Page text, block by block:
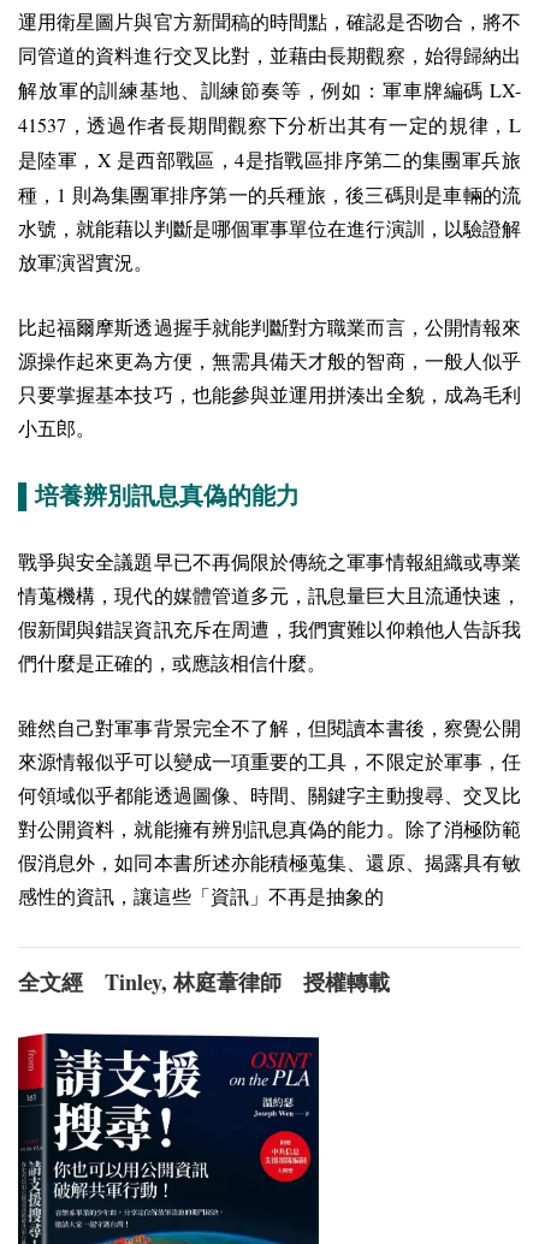
運用衛星圖片與官方新聞稿的時間點，確認是否吻合，將不
同管道的資料進行交叉比對，並藉由長期觀察，始得歸納出
解放軍的訓練基地、訓練節奏等，例如：軍車牌編碼 LX-
41537 ，透過作者長期間觀察下分析出其有一定的規律， L
是陸軍， X 是西部戰區，4是指戰區排序第二的集團軍兵旅
種， 1 則為集團軍排序第一的兵種旅，後三碼則是車輛的流
水號，就能藉以判斷是哪個軍事單位在進行演訓，以驗證解
放軍演習實況。
比起福爾摩斯透過握手就能判斷對方職業而言，公開情報來
源操作起來更為方便，無需具備天才般的智商，一般人似乎
只要掌握基本技巧，也能參與並運用拼湊出全貌，成為毛利
小五郎。
▌培養辨別訊息真偽的能力
戰爭與安全議題早已不再侷限於傳統之軍事情報組織或專業
情蒐機構，現代的媒體管道多元，訊息量巨大且流通快速，
假新聞與錯誤資訊充斥在周遭，我們實難以仰賴他人告訴我
們什麼是正確的，或應該相信什麼。
雖然自己對軍事背景完全不了解，但閱讀本書後，察覺公開
來源情報似乎可以變成一項重要的工具，不限定於軍事，任
何領域似乎都能透過圖像、時間、關鍵字主動搜尋、交叉比
對公開資料，就能擁有辨別訊息真偽的能力。除了消極防範
假消息外，如同本書所述亦能積極蒐集、還原、揭露具有敏
感性的資訊，讓這些「資訊」不再是抽象的
全文經 Tinley, 林庭葦律師 授權轉載